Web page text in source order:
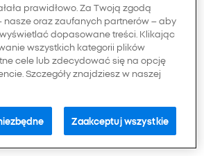
prawidłowo. Za Twoją zgodą
oraz zaufanych partnerów – aby
dopasowane treści. Klikając
wszystkich kategorii plików
cele lub zdecydować się na opcję
Szczegóły znajdziesz w naszej
Zaakceptuj wszystkie